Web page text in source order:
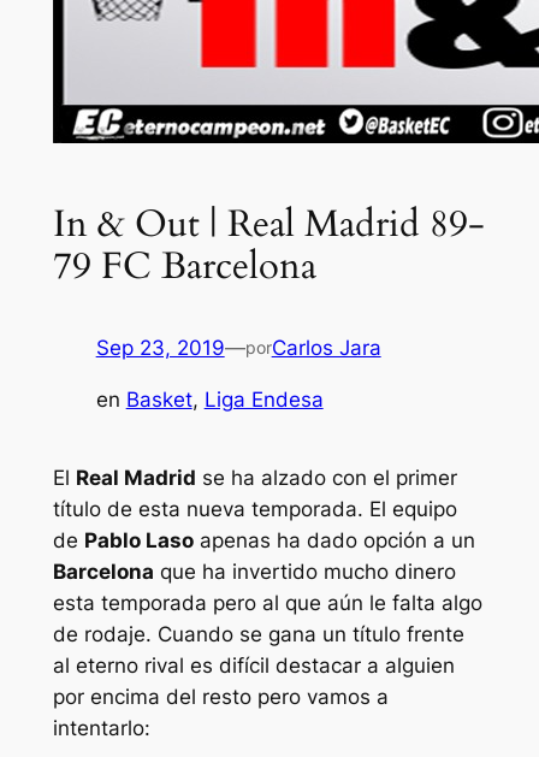
In & Out | Real Madrid 89-
79 FC Barcelona
Sep 23, 2019—porCarlos Jara
en Basket, Liga Endesa
El Real Madrid se ha alzado con el primer
título de esta nueva temporada. El equipo
de Pablo Lasoapenas ha dado opción a un
Barcelona que ha invertido mucho dinero
esta temporada pero al que aún le falta algo
de rodaje. Cuando se gana un título frente
al eterno rival es difícil destacar a alguien
por encima del resto pero vamos a
intentarlo: